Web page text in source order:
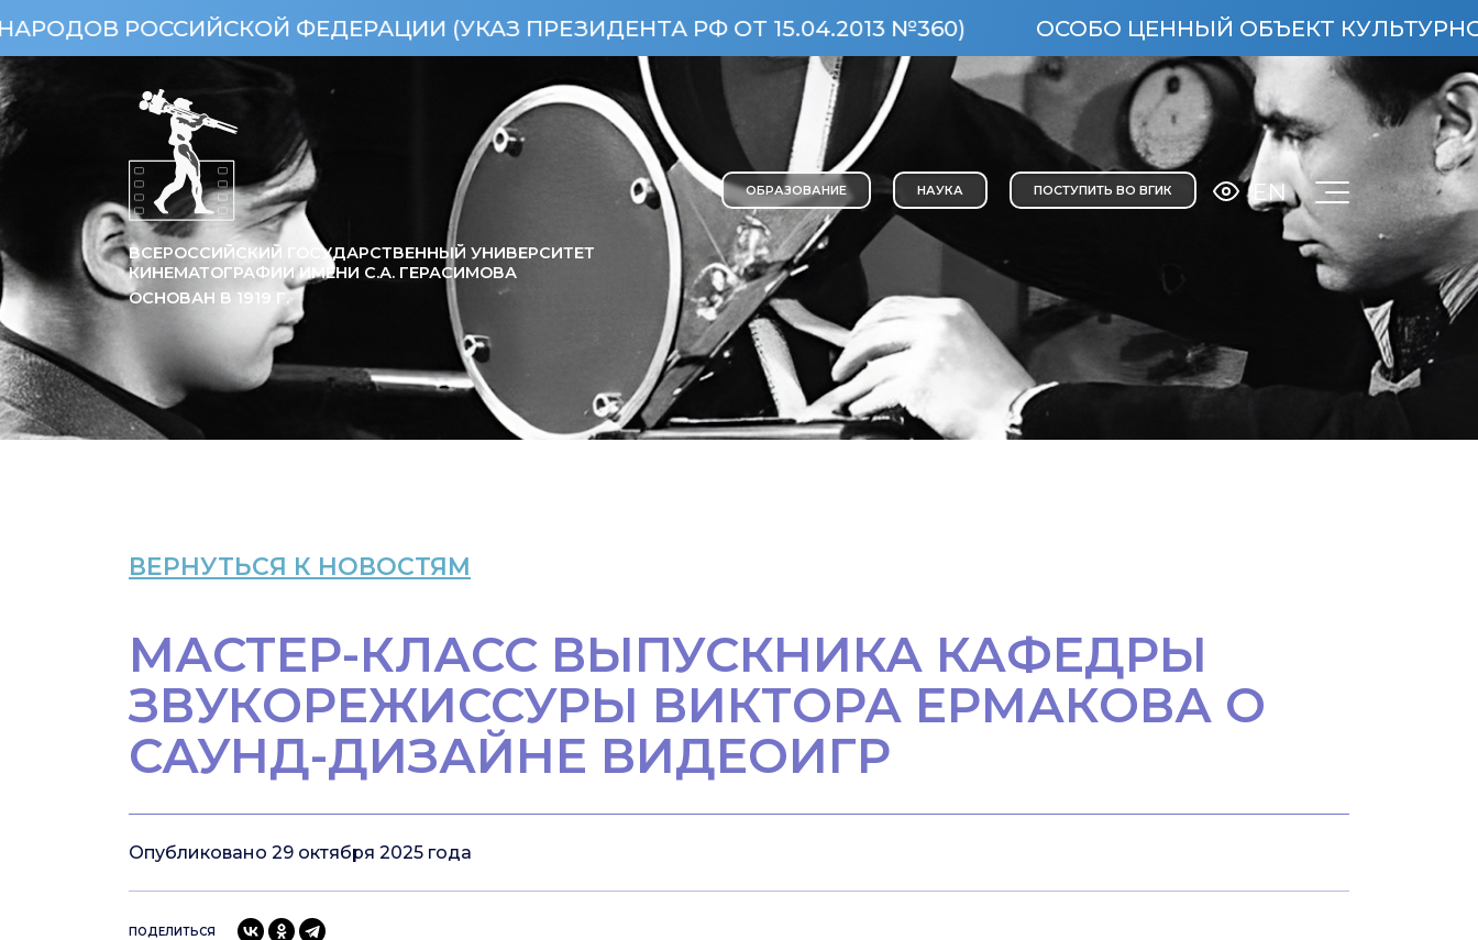
ФЕДЕРАЦИИ (УКАЗ ПРЕЗИДЕНТА РФ ОТ 15.04.2013 №360) ОСОБО ЦЕННЫЙ ОБЪЕКТ КУЛЬТУРНОГО
ВСЕРОССИЙСКИЙ ГОСУДАРСТВЕННЫЙ УНИВЕРСИТЕТ
КИНЕМАТОГРАФИИ ИМЕНИ С.А. ГЕРАСИМОВА
ОСНОВАН В 1919 Г.
ОБРАЗОВАНИЕ НАУКА ПОСТУПИТЬ ВО ВГИК EN
ВЕРНУТЬСЯ К НОВОСТЯМ
МАСТЕР-КЛАСС ВЫПУСКНИКА КАФЕДРЫ
ЗВУКОРЕЖИССУРЫ ВИКТОРА ЕРМАКОВА О
САУНД-ДИЗАЙНЕ ВИДЕОИГР
Опубликовано 29 октября 2025 года
ПОДЕЛИТЬСЯ